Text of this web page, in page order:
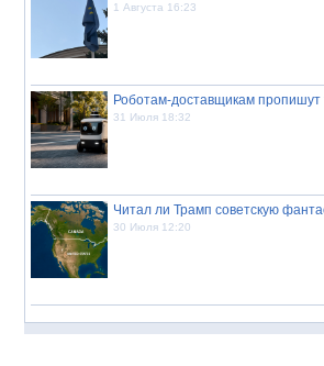
1 Августа 16:23
Роботам-доставщикам пропишут
31 Июля 18:32
Читал ли Трамп советскую
30 Июля 12:20